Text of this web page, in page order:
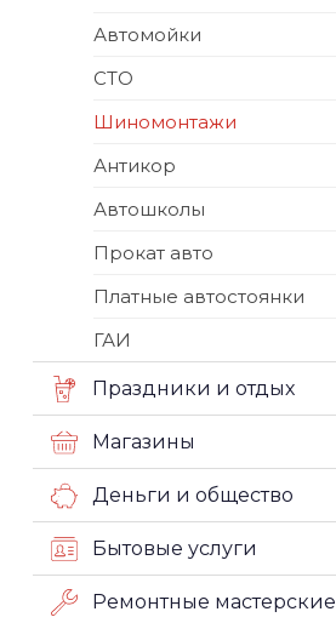
Автомойки
СТО
Шиномонтажи
Антикор
Автошколы
Прокат авто
Платные автостоянки
ГАИ
Праздники и отдых
Магазины
Деньги и общество
Бытовые услуги
Ремонтные мастерские